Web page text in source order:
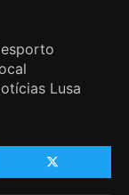
Lusa